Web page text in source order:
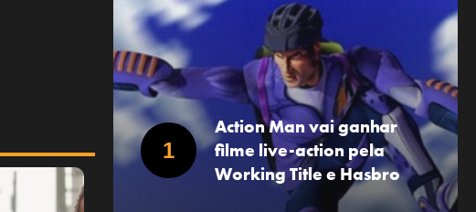
Action Man vai ganhar
filme live-action pela
Working Title e Hasbro